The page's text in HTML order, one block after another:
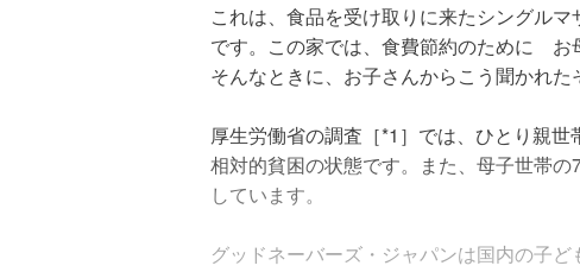
これは、食品を受け取りに来たシングル
です。この家では、食費節約のために お
そんなときに、お子さんからこう聞かれた
厚生労働省の調査［*1］では、ひとり親
相対的貧困の状態です。また、母子世帯
しています。
グッドネーバーズ・ジャパンは国内の子